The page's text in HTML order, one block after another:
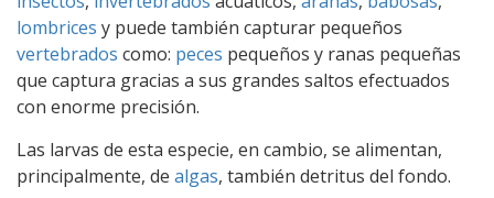
lombrices y puede también capturar pequeños
vertebrados como: peces pequeños y ranas pequeñas
que captura gracias a sus grandes saltos efectuados
con enorme precisión.
Las larvas de esta especie, en cambio, se alimentan,
principalmente, de algas, también detritus del fondo.